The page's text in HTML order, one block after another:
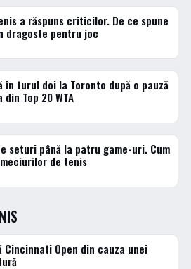
a răspuns criticilor. De ce spune
dragoste pentru joc
în turul doi la Toronto după o pauză
Top 20 WTA
seturi până la patru game-uri. Cum
de tenis
Cincinnati Open din cauza unei